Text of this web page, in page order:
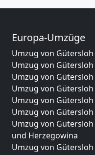
Europa-Umzüge
Umzug von
Umzug von
Umzug von
Umzug von
Umzug von
Umzug von
Umzug von
und Herzegowina
Umzug von